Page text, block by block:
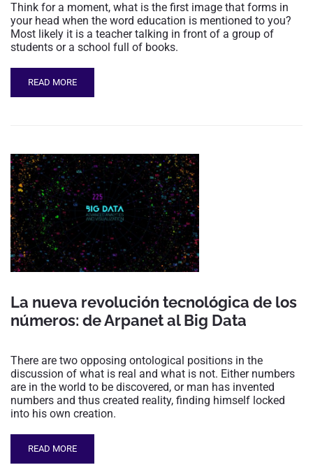
Think for a moment, what is the first image that forms in
your head when the word education is mentioned to you?
Most likely it is a teacher talking in front of a group of
students or a school full of books.
READ MORE
La nueva revolución tecnológica de los
números: de Arpanet al Big Data
There are two opposing ontological positions in the
discussion of what is real and what is not. Either numbers
are in the world to be discovered, or man has invented
numbers and thus created reality, finding himself locked
into his own creation.
READ MORE